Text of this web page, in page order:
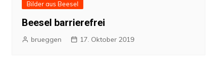
Bilder aus Beesel
Beesel barrierefrei
brueggen 17. Oktober 2019